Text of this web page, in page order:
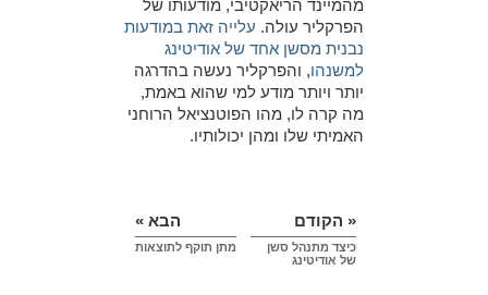
מהמיינד הריאקטיבי, מודעותו של
הפרקליר עולה. עלייה זאת במודעות
נבנית מסשן אחד של אודיטינג
למשנהו, והפרקליר נעשה בהדרגה
יותר ויותר מודע למי שהוא באמת,
מה קרה לו, מהו הפוטנציאל הרוחני
האמיתי שלו ומהן יכולותיו.
« הקודם
כיצד מתנהל סשן
של אודיטינג
הבא »
מתן תוקף לתוצאות